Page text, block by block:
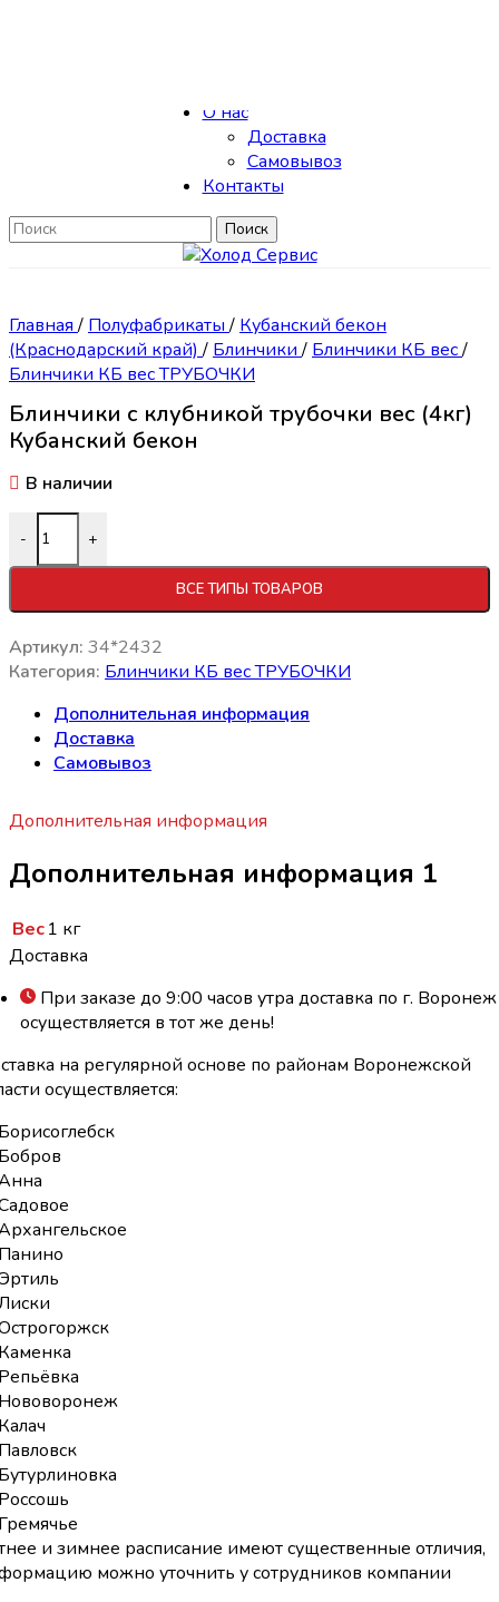
О нас
Доставка
Самовывоз
Контакты
Поиск
Главная/ Полуфабрикаты/ Кубанский бекон
(Краснодарский край)/ Блинчики/ Блинчики КБ вес/
Блинчики КБ вес ТРУБОЧКИ
Блинчики с клубникой трубочки вес (4кг)
Кубанский бекон
В наличии
- +
ВСЕ ТИПЫ ТОВАРОВ
Артикул: 34*2432
Категория: Блинчики КБ вес ТРУБОЧКИ
Дополнительная информация
Доставка
Самовывоз
Дополнительная информация
Дополнительная информация 1
Вес1 кг
Доставка
При заказе до 9:00 часов утра доставка по г. Воронеж
осуществляется в тот же день!
на регулярной основе по районам Воронежской
осуществляется:
и зимнее расписание имеют существенные отличия,
можно уточнить у сотрудников компании